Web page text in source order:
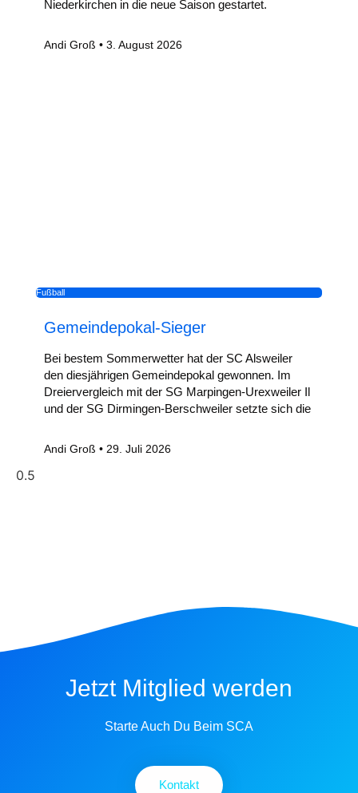
Niederkirchen in die neue Saison gestartet.
Andi Groß 3. August 2026
Fußball
Gemeindepokal-Sieger
Bei bestem Sommerwetter hat der SC Alsweiler
den diesjährigen Gemeindepokal gewonnen. Im
Dreiervergleich mit der SG Marpingen-Urexweiler Il
und der SG Dirmingen-Berschweiler setzte sich die
Andi Groß 29. Juli 2026
Jetzt Mitglied werden
Starte Auch Du Beim SCA
Kontakt